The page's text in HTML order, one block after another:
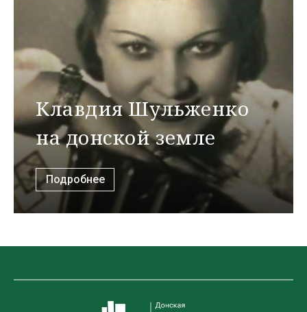
Клавдия Шульженко
на донской земле
Подробнее